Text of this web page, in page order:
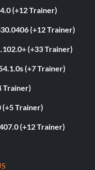
(+12 Trainer)
(+12 Trainer)
(+33 Trainer)
(+7 Trainer)
Trainer)
(+5 Trainer)
(+12 Trainer)